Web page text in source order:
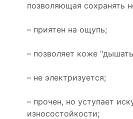
позволяющая сохранять
– приятен на ощупь;
– позволяет коже
– не электризуется;
– прочен, но уступает
износостойкости;